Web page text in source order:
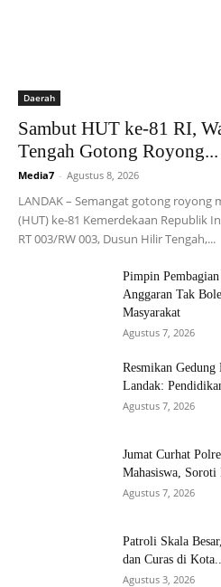
Daerah
Sambut HUT ke-81 RI,
Tengah Gotong Royong...
Media7 - Agustus 8, 2026
LANDAK – Semangat gotong royong
(HUT) ke-81 Kemerdekaan Republik
RT 003/RW 003, Dusun Hilir Tengah,...
Pimpin
Anggaran Tak
Masyarakat
Agustus 7, 2026
Resmikan
Landak:
Agustus 7, 2026
Jumat Curhat
Mahasiswa, Soroti
Agustus 7, 2026
Patroli Skala
dan Curas di Kota...
Agustus 3, 2026